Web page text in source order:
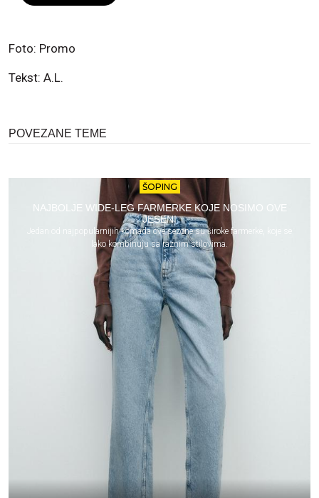
Foto: Promo
Tekst: A.L.
POVEZANE TEME
ŠOPING
NAJBOLJE WIDE-LEG FARMERKE KOJE NOSIMO OVE
JESENI
Jedan od najpopularnijih komada ove sezone su široke farmerke, koje se
lako kombinuju sa raznim stilovima.